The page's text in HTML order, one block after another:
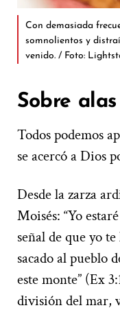
Con demasiada
somnolientos y
venido. / Foto:
Sobre
Todos podemos
se acercó a Dios
Desde la zarza
Moisés: “Yo
señal de que yo
sacado al pueblo
este monte” (Ex
división del mar,